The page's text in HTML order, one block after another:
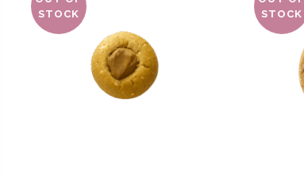
STOCK
STOCK